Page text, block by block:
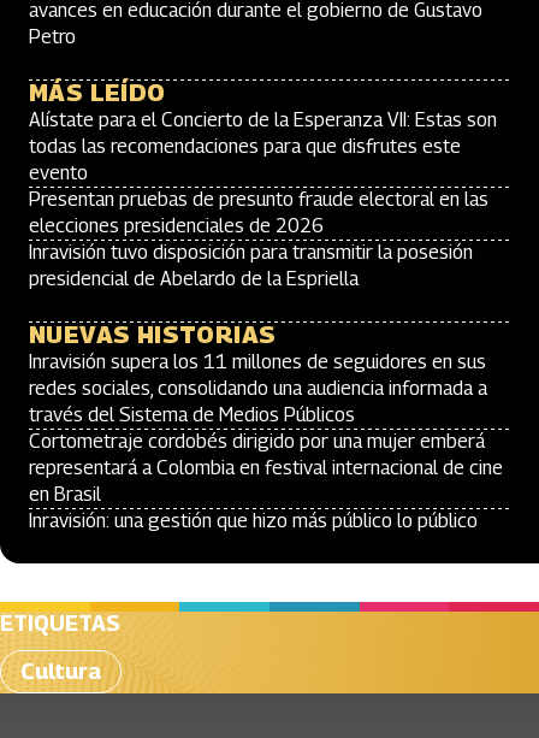
avances en educación durante el gobierno de Gustavo
Petro
MÁS LEÍDO
Alístate para el Concierto de la Esperanza VII: Estas son
todas las recomendaciones para que disfrutes este
evento
Presentan pruebas de presunto fraude electoral en las
elecciones presidenciales de 2026
Inravisión tuvo disposición para transmitir la posesión
presidencial de Abelardo de la Espriella
NUEVAS HISTORIAS
Inravisión supera los 11 millones de seguidores en sus
redes sociales, consolidando una audiencia informada a
través del Sistema de Medios Públicos
Cortometraje cordobés dirigido por una mujer emberá
representará a Colombia en festival internacional de cine
en Brasil
Inravisión: una gestión que hizo más público lo público
ETIQUETAS
Cultura